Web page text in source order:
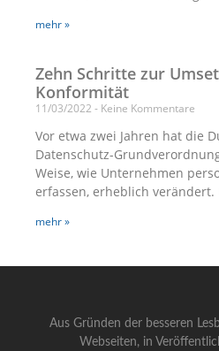
mehr »
Zehn Schritte zur
Konformität
11/03/2022 Keine Kommentare
Vor etwa zwei Jahren hat die
Datenschutz-
Weise, wie Unternehmen
erfassen, erheblich verändert.
mehr »
Aus Gründen der besseren
Webseiten, in